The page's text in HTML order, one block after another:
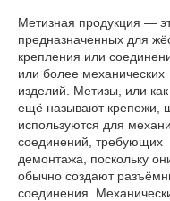
Метизная продукция —
предназначенных для ж
крепления или
или более механических
изделий. Метизы, или
ещё называют крепежи,
используются для
соединений, требующих
демонтажа, поскольку
обычно создают
соединения.